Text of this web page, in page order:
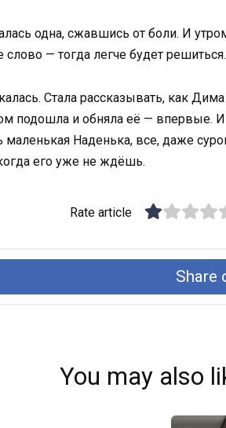
одна, сжавшись от боли. И
— тогда легче будет
Стала рассказывать, как
подошла и обняла её — впервые.
Наденька, все, даже
его уже не ждёшь.
Rate article
Share
You may also